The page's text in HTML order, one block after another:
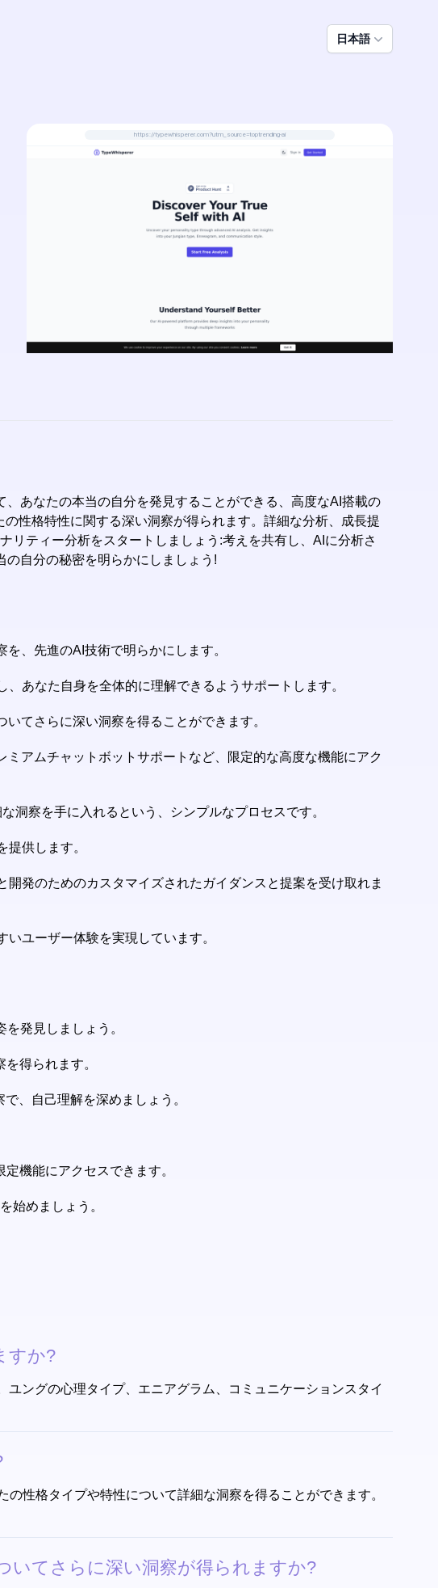
日本語
https://typewhisperer.com?utm_source=toptrending-ai
あなたの本当の自分を発見することができる、高度なAI搭載の
性格特性に関する深い洞察が得られます。詳細な分析、成長提
リティー分析をスタートしましょう:考えを共有し、AIに分析さ
自分の秘密を明らかにしましょう!
、先進のAI技術で明らかにします。
あなた自身を全体的に理解できるようサポートします。
てさらに深い洞察を得ることができます。
アムチャットボットサポートなど、限定的な高度な機能にアク
洞察を手に入れるという、シンプルなプロセスです。
供します。
発のためのカスタマイズされたガイダンスと提案を受け取れま
ユーザー体験を実現しています。
発見しましょう。
得られます。
、自己理解を深めましょう。
機能にアクセスできます。
始めましょう。
すか?
ングの心理タイプ、エニアグラム、コミュニケーションスタイ
性格タイプや特性について詳細な洞察を得ることができます。
いてさらに深い洞察が得られますか?